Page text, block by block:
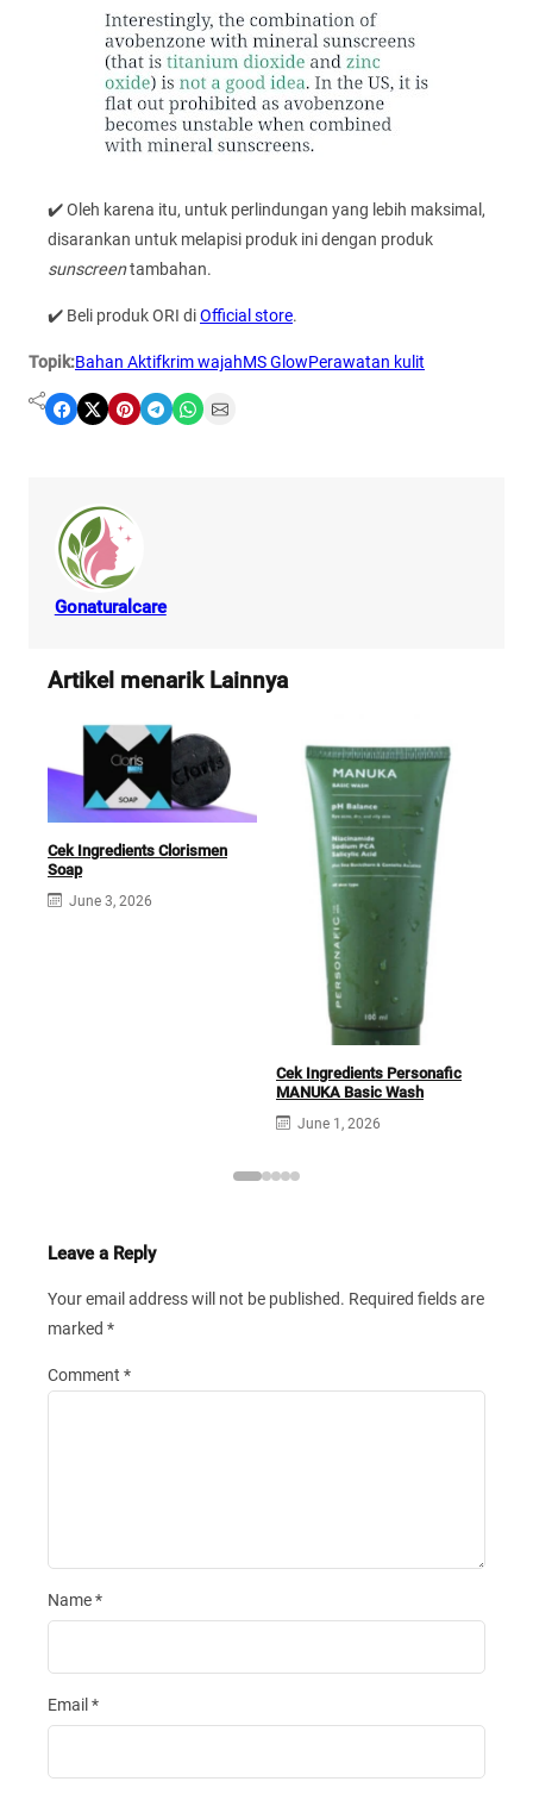
✔️ Oleh karena itu, untuk perlindungan yang lebih maksimal,
disarankan untuk melapisi produk ini dengan produk
sunscreentambahan.
✔️ Beli produk ORI diOfficial store.
Topik:Bahan Aktifkrim wajahMS GlowPerawatan kulit
Share on Facebook Share on X Share on Pinterest Share on Telegram Share on WhatsApp Share on Email
Gonaturalcare
Artikel menarik Lainnya
Cek Ingredients Clorismen
Soap
June 3, 2026
Cek Ingredients Personafic
MANUKA Basic Wash
June 1, 2026
Leave a Reply
Your email address will not be published. Required fields are
marked *
Comment *
Name*
Email *